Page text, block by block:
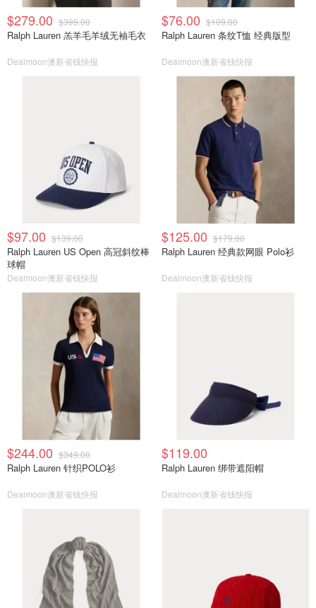
$279.00 $399.00
Ralph Lauren 羔羊毛羊绒无袖毛衣
Dealmoon澳新省钱快报
$76.00 $109.00
Ralph Lauren 条纹T恤 经典版型
Dealmoon澳新省钱快报
$97.00 $139.00
Ralph Lauren US Open 高冠斜纹棒
球帽
Dealmoon澳新省钱快报
$125.00 $179.00
Ralph Lauren 经典款网眼 Polo衫
Dealmoon澳新省钱快报
$244.00 $349.00
Ralph Lauren 针织POLO衫
Dealmoon澳新省钱快报
$119.00
Ralph Lauren 绑带遮阳帽
Dealmoon澳新省钱快报